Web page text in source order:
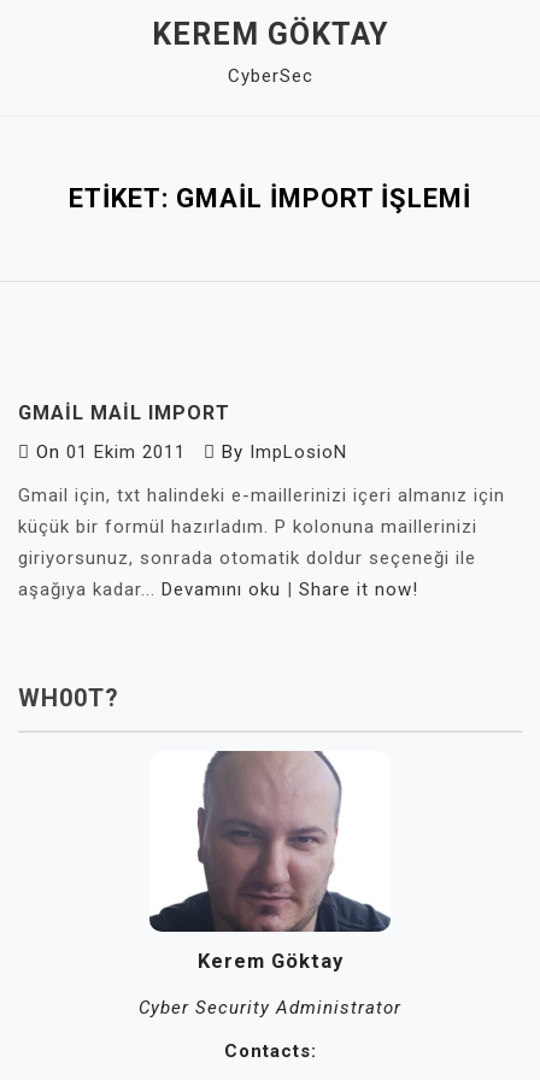
KEREM GÖKTAY
CyberSec
ETIKET: GMAIL IMPORT IŞLEMI
GMAIL MAIL IMPORT
On 01 Ekim 2011 By ImpLosioN
Gmail için, txt halindeki e-maillerinizi içeri almanız için
küçük bir formül hazırladım. P kolonuna maillerinizi
giriyorsunuz, sonrada otomatik doldur seçeneği ile
aşağıya kadar... Devamını oku | Share it now!
WH00T?
Kerem Göktay
Cyber Security Administrator
Contacts: